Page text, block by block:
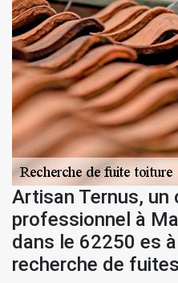
Artisan Ternus, un
professionnel à
dans le 62250 es
recherche de